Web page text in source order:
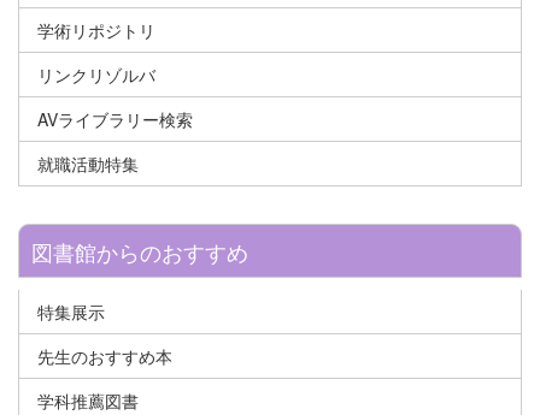
学術リポジトリ
リンクリゾルバ
AVライブラリー検索
就職活動特集
図書館からのおすすめ
特集展示
先生のおすすめ本
学科推薦図書